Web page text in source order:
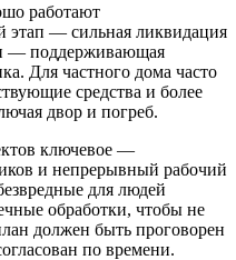
работают
— сильная ликвидация
— поддерживающая
Для частного дома часто
средства и более
двор и погреб.
ключевое —
и непрерывный рабочий
для людей
обработки, чтобы не
должен быть проговорен
по времени.